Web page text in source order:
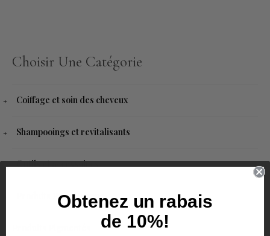
Choisir Une Catégorie
Coiffage et soin des cheveux
Shampooings et revitalisants
Outils et accessoires
Produits Pour Homme
Obtenez un rabais
de 10%!